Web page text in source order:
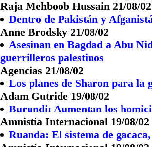
Raja Mehboob Hussain 21/08/02
Dentro de Pakistán y
Anne Brodsky 21/08/02
Asesinan en Bagdad a Abu
guerrilleros palestinos
Agencias 21/08/02
Los planes de Sharon para
Adam Gutride 19/08/02
Burundi: Aumentan los
Amnistía Internacional 19/08/02
Ruanda: El sistema de